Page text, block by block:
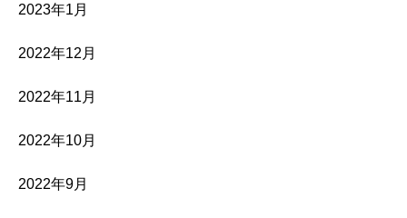
2023年1月
2022年12月
2022年11月
2022年10月
2022年9月